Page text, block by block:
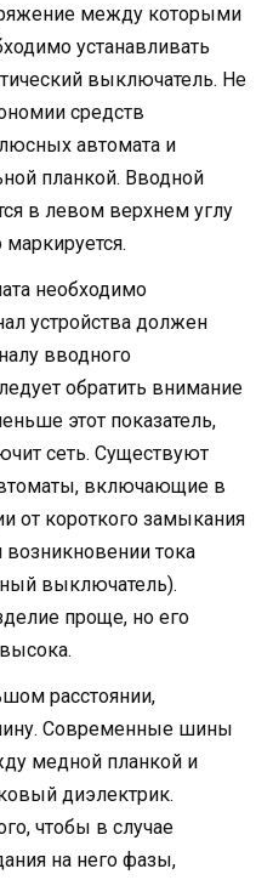
между которыми
устанавливать
выключатель. Не
средств
автомата и
планкой. Вводной
в левом верхнем углу
необходимо
устройства должен
вводного
обратить внимание
этот показатель,
сеть. Существуют
включающие в
от короткого замыкания
тока
выключатель).
проще, но его
расстоянии,
Современные шины
медной планкой и
диэлектрик.
чтобы в случае
на него фазы,